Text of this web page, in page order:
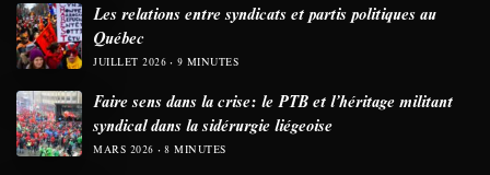
Les relations entre syndicats et partis politiques au
Québec
JUILLET 2026 9 MINUTES
Faire sens dans la crise: le PTB et l’héritage militant
syndical dans la sidérurgie liégeoise
MARS 2026 8 MINUTES